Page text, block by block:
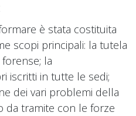
è stata costituita
scopi principali: la tutela
la
iscritti in tutte le sedi;
dei vari problemi della
da tramite con le forze